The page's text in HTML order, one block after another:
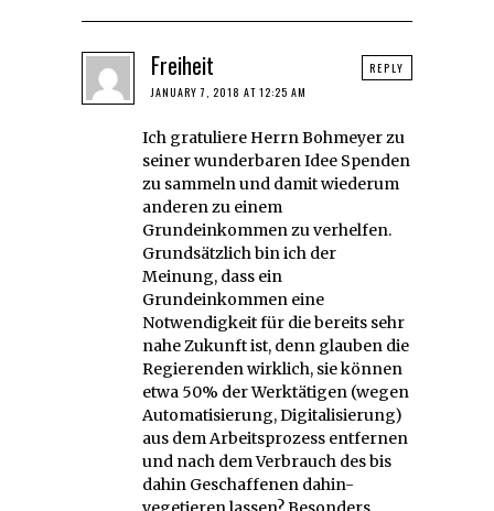
Freiheit
JANUARY 7, 2018 AT 12:25 AM
Ich gratuliere Herrn Bohmeyer zu
seiner wunderbaren Idee Spenden
zu sammeln und damit wiederum
anderen zu einem
Grundeinkommen zu verhelfen.
Grundsätzlich bin ich der
Meinung, dass ein
Grundeinkommen eine
Notwendigkeit für die bereits sehr
nahe Zukunft ist, denn glauben die
Regierenden wirklich, sie können
etwa 50% der Werktätigen (wegen
Automatisierung, Digitalisierung)
aus dem Arbeitsprozess entfernen
und nach dem Verbrauch des bis
dahin Geschaffenen dahin-
REPLY